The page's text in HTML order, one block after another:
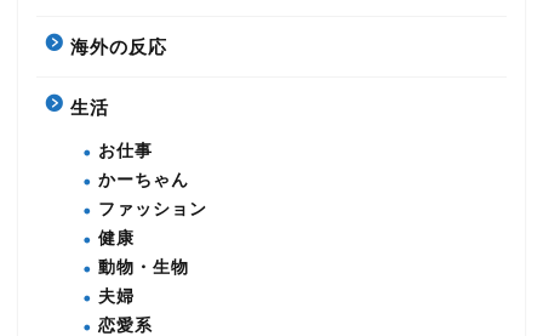
海外の反応
生活
お仕事
かーちゃん
ファッション
健康
動物・生物
夫婦
恋愛系